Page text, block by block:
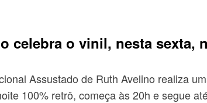
celebra o vinil, nesta sexta,
Assustado de Ruth Avelino realiza
100% retrô, começa às 20h e segue